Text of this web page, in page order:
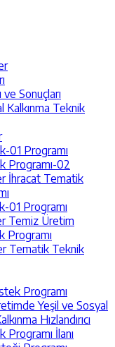
Sonuçları
Kalkınma Teknik
01 Programı
Programı-02
İhracat Tematik
01 Programı
Temiz Üretim
Programı
Tematik Teknik
Programı
Yeşil ve Sosyal
Hızlandırıcı
İlanı